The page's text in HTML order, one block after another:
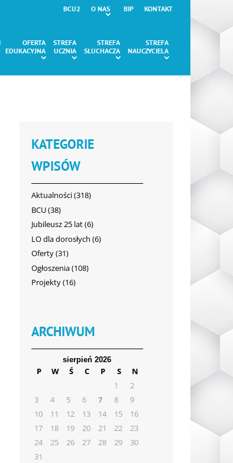
BCU2 O NAS BIP KONTAKT
OFERTA
EDUKACYJNA
STREFA
UCZNIA
STREFA
SŁUCHACZA
STREFA
NAUCZYCIELA
KATEGORIE
WPISÓW
Aktualności(318)
BCU(38)
Jubileusz 25 lat(6)
LO dla dorosłych (6)
Oferty(31)
Ogłoszenia(108)
Projekty(16)
ARCHIWUM
sierpień 2026
P W Ś C P S
N
1
2
3
4 5 6 7 8
9
10
11 12 13 14 15
16
17
18 19 20 21 22
23
24
25 26 27 28 29
30
31